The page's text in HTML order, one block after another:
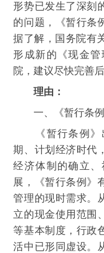
形势已发生了深刻
的问题，《暂行条
据了解，国务院有
形成新的《现金
院，建议尽快完善后
理由：
一、《暂行条例
《暂行条例》
期、计划经济时代
经济体制的确立
展，《暂行条例》
管理的现时需求。
立的现金使用范围
等基本制度，行政
活中已形同虚设。